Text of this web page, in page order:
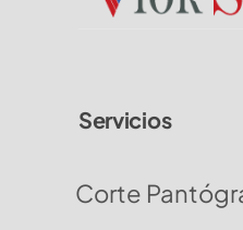
Servicios
Corte